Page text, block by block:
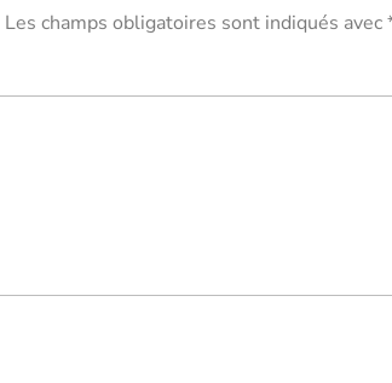
Les champs obligatoires sont indiqués avec